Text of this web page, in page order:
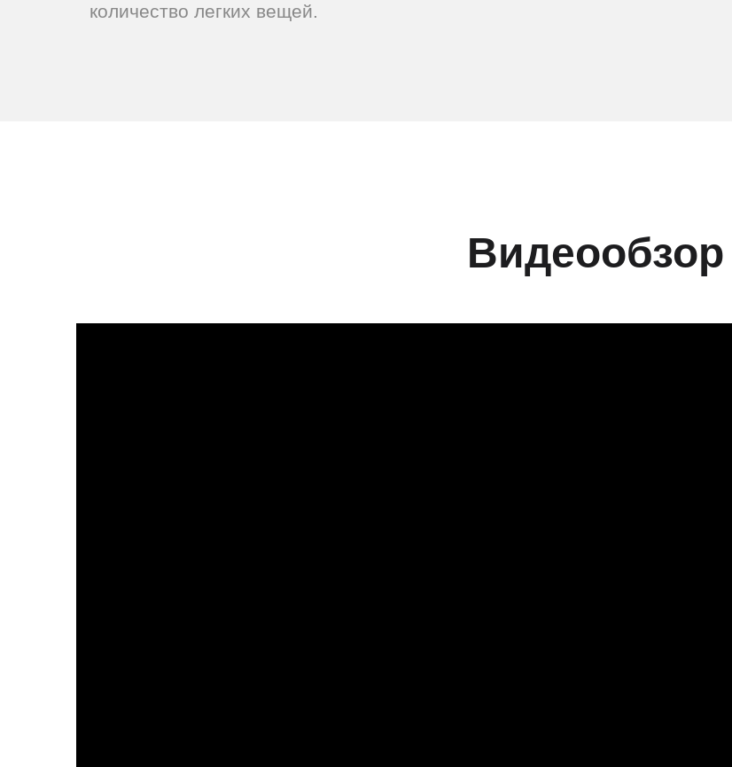
количество легких вещей.
Видеообзор